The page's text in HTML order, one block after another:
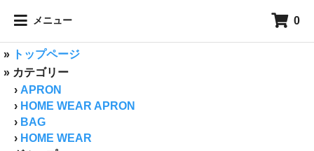
ブリック。心の豊かさ、心を動かす“布”のありかたを考える...
メニュー 0
»
トップページ
» カテゴリー
› APRON
› HOME WEAR APRON
› BAG
› HOME WEAR